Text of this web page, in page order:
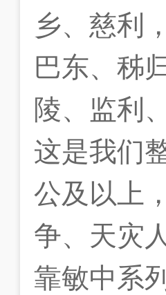
乡、慈利
巴东、秭
陵、监利
这是我们
公及以上
争、天灾
靠敏中系